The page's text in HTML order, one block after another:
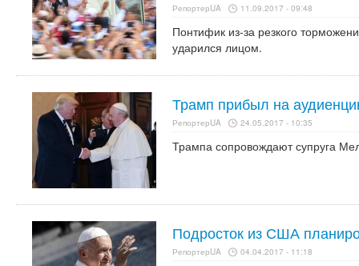
РепортерUA 11.09.2017 - 09:48
Понтифик из-за резкого
ударился лицом.
Трамп прибыл на
РепортерUA 24.05.2017 - 10:35
Трампа сопровождают супруга
Подросток из США
РепортерUA 04.04.2017 - 11:18